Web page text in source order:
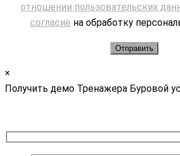
отношении пользовательских
согласие на обработку
×
Получить демо Тренажера Буровой